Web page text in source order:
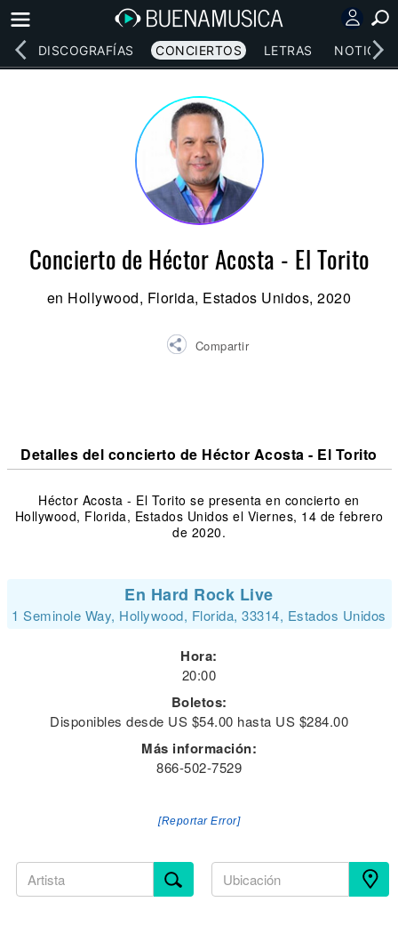
DISCOGRAFÍAS CONCIERTOS LETRAS NOTICIAS
Concierto de Héctor Acosta - El Torito
en Hollywood, Florida, Estados Unidos, 2020
Compartir
Detalles del concierto de Héctor Acosta - El Torito
Héctor Acosta - El Torito se presenta en concierto en
Hollywood, Florida, Estados Unidos el Viernes, 14 de febrero
de 2020.
En Hard Rock Live
1 Seminole Way, Hollywood, Florida, 33314, Estados Unidos
Hora:
20:00
Boletos:
Disponibles desde US $54.00 hasta US $284.00
Más información:
866-502-7529
[Reportar Error]